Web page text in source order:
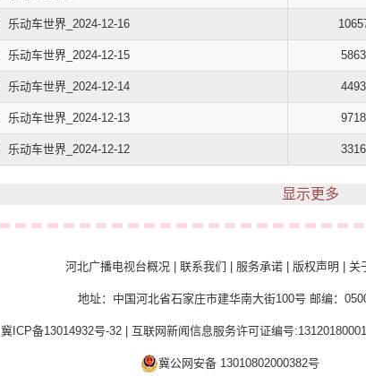
乐动车世界_2024-12-16
乐动车世界_2024-12-15 5863
乐动车世界_2024-12-14 4493
乐动车世界_2024-12-13 9718
乐动车世界_2024-12-12 3316
显示更多
河北广播电视台概况| 联系我们 服务承诺| 版权声明 关
地址：中国河北省石家庄市建华南大街100号 邮编：
冀ICP备13014932号-32 互联网新闻信息服务许可证编号:13120180001
冀公网安备 13010802000382号